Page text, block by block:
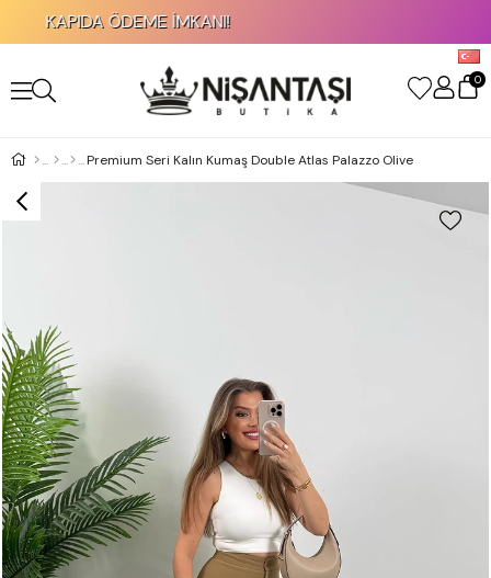
KAPIDA ÖDEME İMKANI!
0
Premium Seri Kalın Kumaş Double Atlas Palazzo Olive